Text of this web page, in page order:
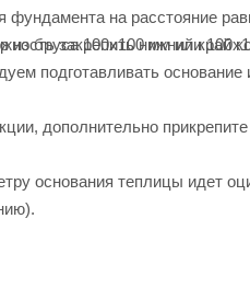
на расстояние
закрепить нижний край
из бруса 100х100 мм или
подготавливать основание
дополнительно
основания теплицы идет